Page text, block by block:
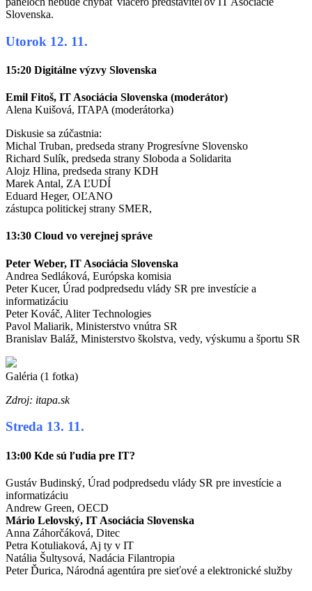
Slovenska.
Utorok 12. 11.
15:20 Digitálne výzvy Slovenska
Emil Fitoš, IT Asociácia Slovenska (moderátor)
Alena Kuišová, ITAPA (moderátorka)
Diskusie sa zúčastnia:
Michal Truban, predseda strany Progresívne Slovensko
Richard Sulík, predseda strany Sloboda a Solidarita
Alojz Hlina, predseda strany KDH
Marek Antal, ZA ĽUDÍ
Eduard Heger, OĽANO
zástupca politickej strany SMER,
13:30 Cloud vo verejnej správe
Peter Weber, IT Asociácia Slovenska
Andrea Sedláková, Európska komisia
Peter Kucer, Úrad podpredsedu vlády SR pre investície a
informatizáciu
Peter Kováč, Aliter Technologies
Pavol Maliarik, Ministerstvo vnútra SR
Branislav Baláž, Ministerstvo školstva, vedy, výskumu a športu SR
Galéria (1 fotka)
Zdroj: itapa.sk
Streda 13. 11.
13:00 Kde sú ľudia pre IT?
Gustáv Budinský, Úrad podpredsedu vlády SR pre investície a
informatizáciu
Andrew Green, OECD
Mário Lelovský, IT Asociácia Slovenska
Anna Záhorčáková, Ditec
Petra Kotuliaková, Aj ty v IT
Natália Šultysová, Nadácia Filantropia
Peter Ďurica, Národná agentúra pre sieťové a elektronické služby